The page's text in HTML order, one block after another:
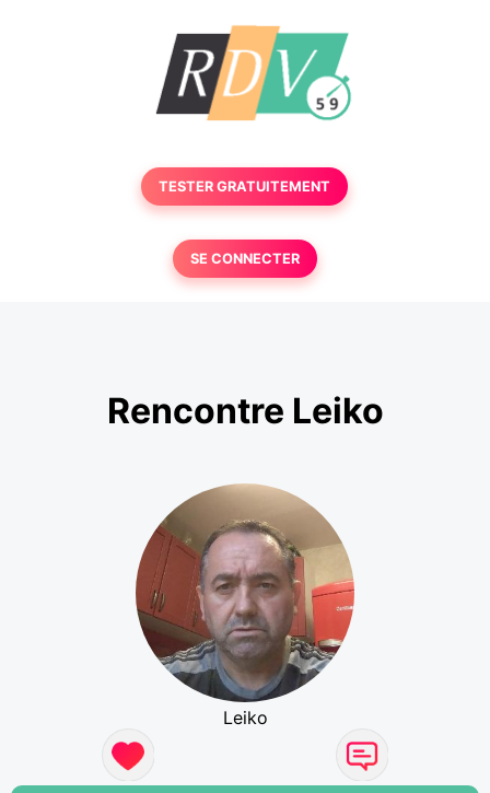
TESTER GRATUITEMENT
SE CONNECTER
Rencontre Leiko
Leiko